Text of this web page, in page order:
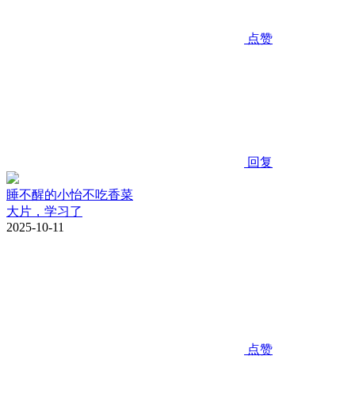
点赞
回复
睡不醒的小怡不吃香菜
大片，学习了
2025-10-11
点赞